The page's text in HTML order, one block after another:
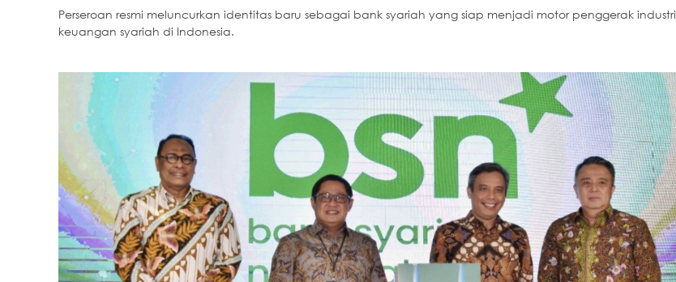
Perseroan resmi meluncurkan identitas baru sebagai bank syariah yang siap menjadi motor penggerak industri
keuangan syariah di Indonesia.